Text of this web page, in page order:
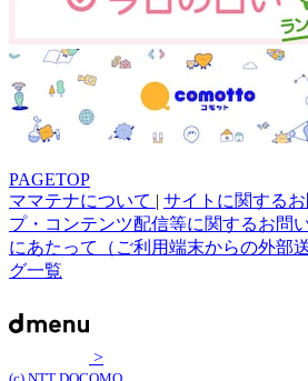
PAGETOP
ママテナについて | サイトに関する
プ・コンテンツ配信等に関するお問
にあたって（ご利用端末からの外部
グ一覧
>